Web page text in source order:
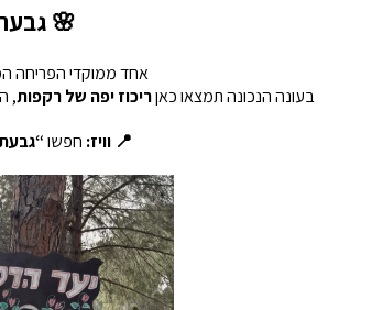
🌸
אחד ממוקדי הפריחה
בעונה הנכונה תמצאו כאןריכוז יפה של רקפות,
📍 וויז: חפשו